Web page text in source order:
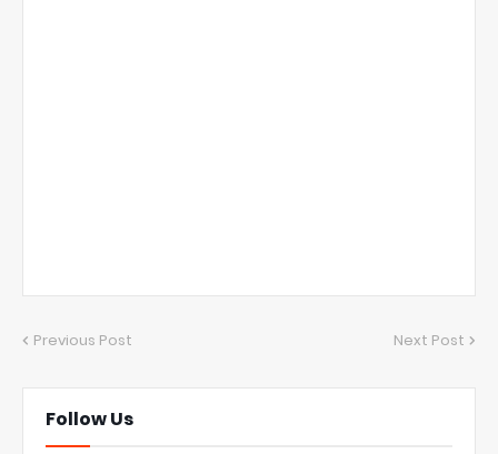
Previous Post Next Post
Follow Us